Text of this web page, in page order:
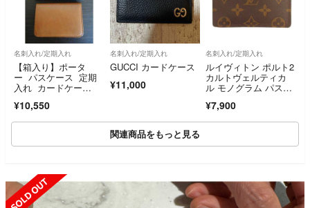
名刺入れ/定期入れ
【箱入り】ポータ
ー パスケース 定期
入れ カードケー
製
¥10,550
名刺入れ/定期入れ
GUCCI カードケース
¥11,000
名刺入れ/定期入れ
ルイヴィトン ポルト2
カルトヴェルティカ
ル モノグラム パスケ
¥7,900
関連商品をもっと見る
SOLD OUT